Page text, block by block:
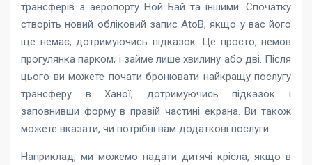
трансферів з аеропорту Ной Бай та іншими. Спочатку
створіть новий обліковий запис AtoB, якщо у вас його
ще немає, дотримуючись підказок. Це просто, немов
прогулянка парком, і займе лише хвилину або дві. Після
цього ви можете почати бронювати найкращу послугу
трансферу в Ханої, дотримуючись підказок і
заповнивши форму в правій частині екрана. Ви також
можете вказати, чи потрібні вам додаткові послуги.
Наприклад, ми можемо надати дитячі крісла, якщо в